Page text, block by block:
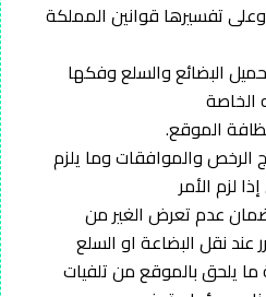
تفسيرها قوانين المملكة
البضائع والسلع وفكها
الخاصة
الموقع.
الرخص والموافقات وما يلزم
لزم الأمر
عدم تعرض الغير من
نقل البضاعة او السلع
ما يلحق بالموقع من تلفيات